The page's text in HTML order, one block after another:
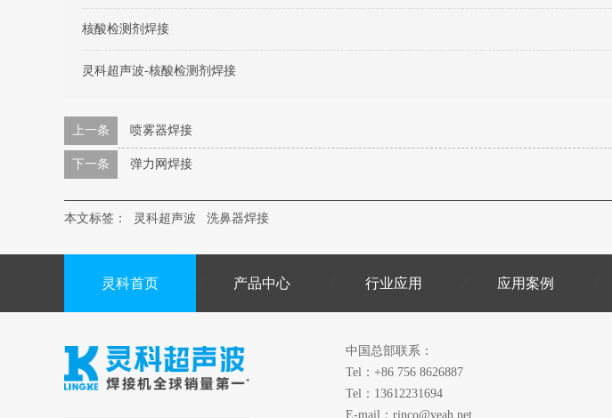
核酸检测剂焊接
灵科超声波-核酸检测剂焊接
上一条 喷雾器焊接
下一条 弹力网焊接
本文标签： 灵科超声波 洗鼻器焊接
灵科首页 产品中心 行业应用 应用案例
中国总部联系：
Tel：+86 756 8626887
Tel：13612231694
E-mail：rinco@yeah.net